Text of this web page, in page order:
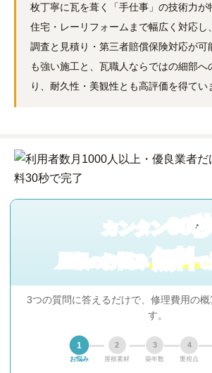
枚丁寧に瓦を葺く「手仕事」の技術力が
住宅・レーリフォームまで幅広く対応し
調査と見積り・第三者賠償保険対応が可
も強い施工と、瓦職人ならではの細部へ
り、耐久性・美観性とも高評価を得てい
カンタン60
屋根 のお悩み無料で
3つの質問に答えるだけで、修理費用の概
す。
1
お悩み
2
屋根素材
3
築年数
4
重視点